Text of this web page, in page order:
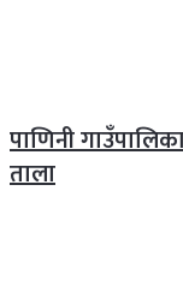
पाणिनी
ताला